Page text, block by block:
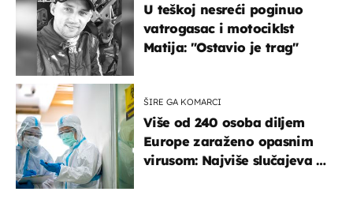
U teškoj nesreći poginuo
vatrogasac i motociklst
Matija: "Ostavio je trag"
ŠIRE GA KOMARCI
Više od 240 osoba diljem
Europe zaraženo opasnim
virusom: Najviše slučajeva u